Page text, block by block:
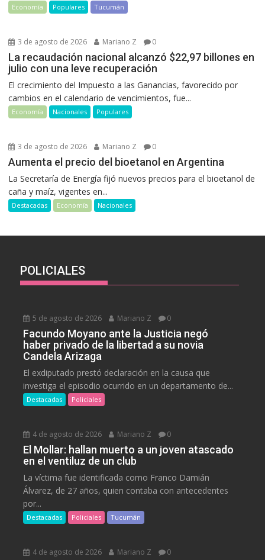
Economía Populares Tucumán
3 de agosto de 2026 Mariano Z 0
La recaudación nacional alcanzó $22,97 billones en
julio con una leve recuperación
El crecimiento del Impuesto a las Ganancias, favorecido por
cambios en el calendario de vencimientos, fue...
Economía Nacionales Populares
3 de agosto de 2026 Mariano Z 0
Aumenta el precio del bioetanol en Argentina
La Secretaría de Energía fijó nuevos precios para el bioetanol de
caña y maíz, vigentes en...
Destacadas Economía Nacionales
POLICIALES
5 de agosto de 2026 Mariano Z 0
Facundo Moyano ante la Justicia negó
haber privado de la libertad a su novia
Candela Arizaga
El exdiputado prestó declaración en la causa que
investiga el episodio ocurrido en un departamento de...
Destacadas Policiales
4 de agosto de 2026 Mariano Z 0
El Mollar: hallan muerto a un joven atascado
en el ventiluz de un club
La víctima fue identificada como Franco Damián
Álvarez, de 27 años, quien contaba con antecedentes
por...
Destacadas Policiales Tucumán
4 de agosto de 2026 Mariano Z 0